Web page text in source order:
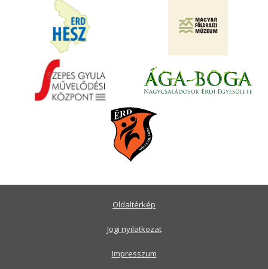
Oldaltérkép
Jogi nyilatkozat
Impresszum